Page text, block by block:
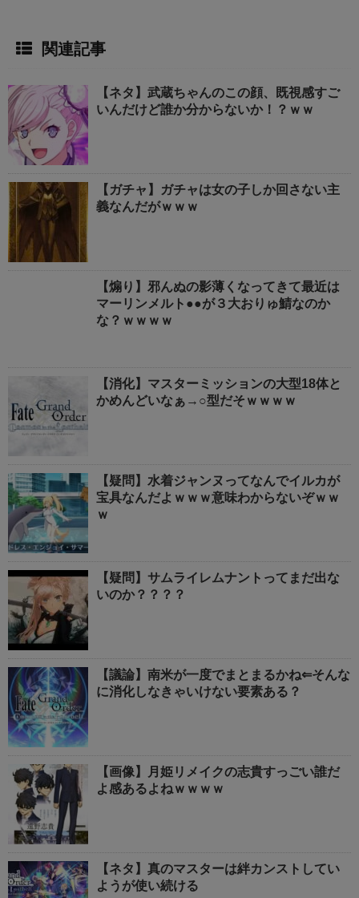
関連記事
【ネタ】武蔵ちゃんのこの顔、既視感すご
いんだけど誰か分からないか！？ｗｗ
【ガチャ】ガチャは女の子しか回さない主
義なんだがｗｗｗ
【煽り】邪んぬの影薄くなってきて最近は
マーリンメルト●●が３大おりゅ鯖なのか
な？ｗｗｗｗ
【消化】マスターミッションの大型18体と
かめんどいなぁ→○型だそｗｗｗｗ
【疑問】水着ジャンヌってなんでイルカが
宝具なんだよｗｗｗ意味わからないぞｗｗ
ｗ
【疑問】サムライレムナントってまだ出な
いのか？？？？
【議論】南米が一度でまとまるかね⇐そんな
に消化しなきゃいけない要素ある？
【画像】月姫リメイクの志貴すっごい誰だ
よ感あるよねｗｗｗｗ
【ネタ】真のマスターは絆カンストしてい
ようが使い続ける